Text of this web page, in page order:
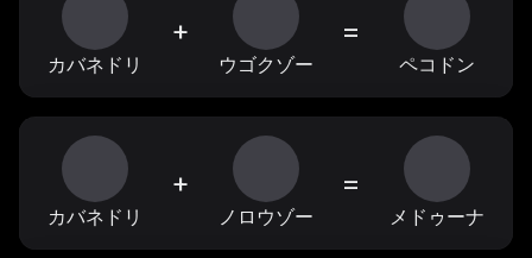
カバネドリ
+
ウゴクゾー
=
ペコドン
カバネドリ
+
ノロウゾー
=
メドゥーナ